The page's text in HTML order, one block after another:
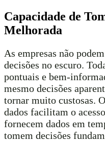
Capacidade de
Melhorada
As empresas não
decisões no escuro.
pontuais e bem-
mesmo decisões
tornar muito custosas.
dados facilitam o
fornecem dados em
tomem decisões